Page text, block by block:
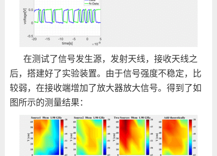
在测试了信号发生源，发射天线，接收天线之
后，搭建好了实验装置。由于信号强度不稳定，比
较弱，在接收端增加了放大器放大信号。得到了如
图所示的测量结果：